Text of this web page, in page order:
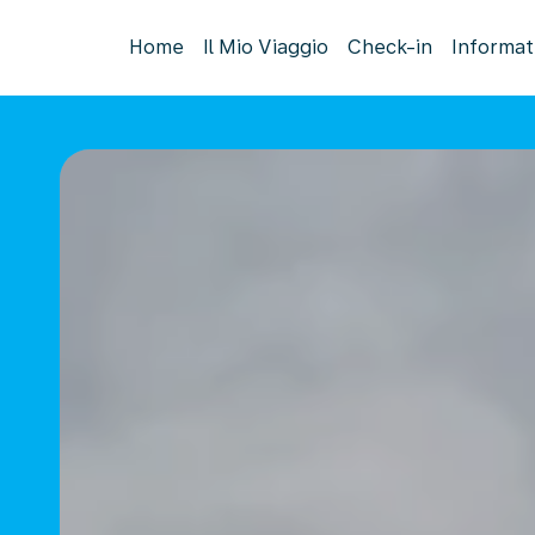
Home Il Mio Viaggio Check-in